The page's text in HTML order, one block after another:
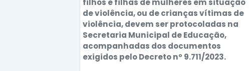
filhos e filhas de mulheres em situação
de violência, ou de crianças vítimas de
violência, devem ser protocoladas na
Secretaria Municipal de Educação,
acompanhadas dos documentos
exigidos pelo Decreto nº 9.711/2023.